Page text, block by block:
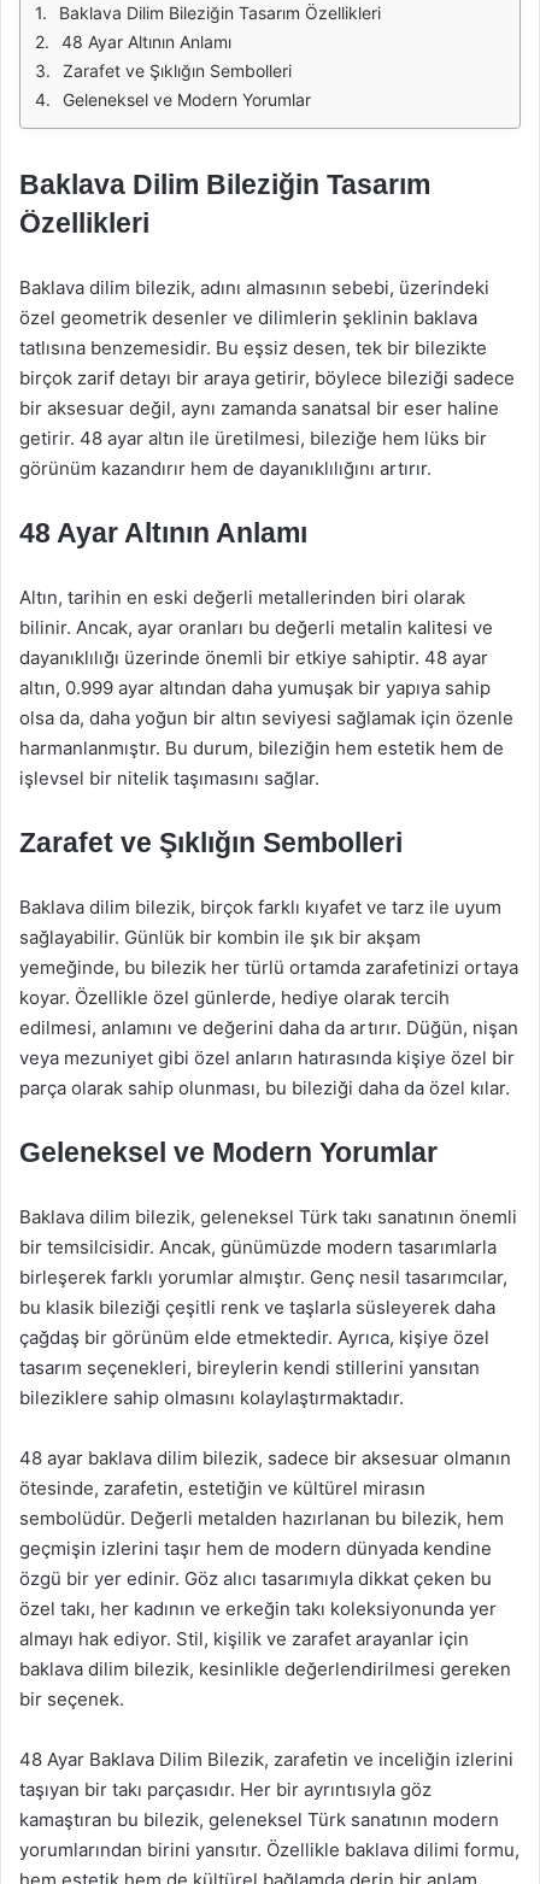
Baklava Dilim Bileziğin Tasarım Özellikleri
48 Ayar Altının Anlamı
Zarafet ve Şıklığın Sembolleri
Geleneksel ve Modern Yorumlar
Baklava Dilim Bileziğin Tasarım
Özellikleri
Baklava dilim bilezik, adını almasının sebebi, üzerindeki
özel geometrik desenler ve dilimlerin şeklinin baklava
tatlısına benzemesidir. Bu eşsiz desen, tek bir bilezikte
birçok zarif detayı bir araya getirir, böylece bileziği sadece
bir aksesuar değil, aynı zamanda sanatsal bir eser haline
getirir. 48 ayar altın ile üretilmesi, bileziğe hem lüks bir
görünüm kazandırır hem de dayanıklılığını artırır.
48 Ayar Altının Anlamı
Altın, tarihin en eski değerli metallerinden biri olarak
bilinir. Ancak, ayar oranları bu değerli metalin kalitesi ve
dayanıklılığı üzerinde önemli bir etkiye sahiptir. 48 ayar
altın, 0.999 ayar altından daha yumuşak bir yapıya sahip
olsa da, daha yoğun bir altın seviyesi sağlamak için özenle
harmanlanmıştır. Bu durum, bileziğin hem estetik hem de
işlevsel bir nitelik taşımasını sağlar.
Zarafet ve Şıklığın Sembolleri
Baklava dilim bilezik, birçok farklı kıyafet ve tarz ile uyum
sağlayabilir. Günlük bir kombin ile şık bir akşam
yemeğinde, bu bilezik her türlü ortamda zarafetinizi ortaya
koyar. Özellikle özel günlerde, hediye olarak tercih
edilmesi, anlamını ve değerini daha da artırır. Düğün, nişan
veya mezuniyet gibi özel anların hatırasında kişiye özel bir
parça olarak sahip olunması, bu bileziği daha da özel kılar.
Geleneksel ve Modern Yorumlar
Baklava dilim bilezik, geleneksel Türk takı sanatının önemli
bir temsilcisidir. Ancak, günümüzde modern tasarımlarla
birleşerek farklı yorumlar almıştır. Genç nesil tasarımcılar,
bu klasik bileziği çeşitli renk ve taşlarla süsleyerek daha
çağdaş bir görünüm elde etmektedir. Ayrıca, kişiye özel
tasarım seçenekleri, bireylerin kendi stillerini yansıtan
bileziklere sahip olmasını kolaylaştırmaktadır.
48 ayar baklava dilim bilezik, sadece bir aksesuar olmanın
ötesinde, zarafetin, estetiğin ve kültürel mirasın
sembolüdür. Değerli metalden hazırlanan bu bilezik, hem
geçmişin izlerini taşır hem de modern dünyada kendine
özgü bir yer edinir. Göz alıcı tasarımıyla dikkat çeken bu
özel takı, her kadının ve erkeğin takı koleksiyonunda yer
almayı hak ediyor. Stil, kişilik ve zarafet arayanlar için
baklava dilim bilezik, kesinlikle değerlendirilmesi gereken
bir seçenek.
48 Ayar Baklava Dilim Bilezik, zarafetin ve inceliğin izlerini
taşıyan bir takı parçasıdır. Her bir ayrıntısıyla göz
kamaştıran bu bilezik, geleneksel Türk sanatının modern
yorumlarından birini yansıtır. Özellikle baklava dilimi formu,